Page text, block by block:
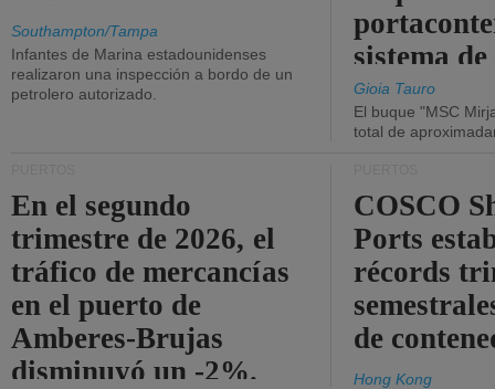
Southampton/Tampa
Infantes de Marina estadounidenses
realizaron una inspección a bordo de un
petrolero autorizado.
sistema
la red
Gioia Tauro
El buque "MSC
total de
En el segundo
trimestre de 2026, el
tráfico de mercancías
en el puerto de
Amberes-Brujas
disminuyó un -2%.
COSCO
Ports
récords
de
Hong Kong